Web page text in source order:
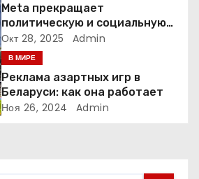
Meta прекращает
политическую и социальную
рекламу в ЕС. Почему это
меняет рынок цифровой
рекламы?
Окт 28, 2025 Admin
В МИРЕ
Реклама азартных игр в
Беларуси: как она работает
Ноя 26, 2024 Admin